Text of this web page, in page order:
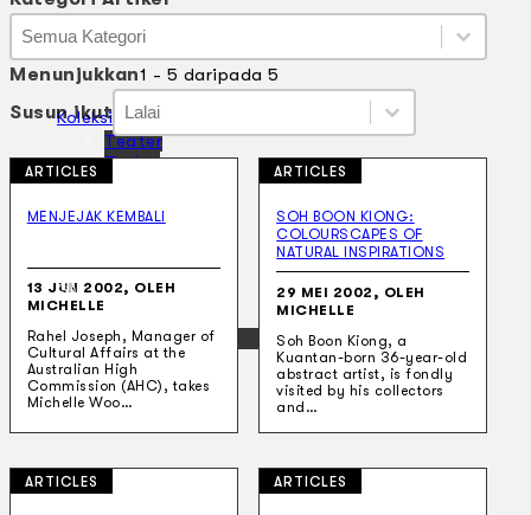
Koleksi Kami
Teater
Tarian
Artikel
Sejarah Lisan
Hubungi Kami
BM
EN
Cari laman web
Kategori Artikel
Kategori Artikel
Kategori Artikel
Menunjukkan1 - 5 daripada 5
Susun ikut Susun ikut
Susun ikut
Susun ikut
ARTICLES
MENJEJAK KEMBALI
13 JUN 2002, OLEH
MICHELLE
Rahel Joseph, Manager of
Cultural Affairs at the
Australian High
Commission (AHC), takes
Michelle Woo…
ARTICLES
SOH BOON KIONG:
COLOURSCAPES OF
NATURAL INSPIRATIONS
29 MEI 2002, OLEH
MICHELLE
Soh Boon Kiong, a
Kuantan-born 36-year-old
abstract artist, is fondly
visited by his collectors
and…
ARTICLES ARTICLES